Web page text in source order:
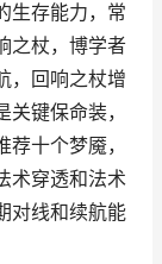
生存能力，常
之杖，博学者
，回响之杖增
键保命装，
十个梦魇，
术穿透和法术
对线和续航能